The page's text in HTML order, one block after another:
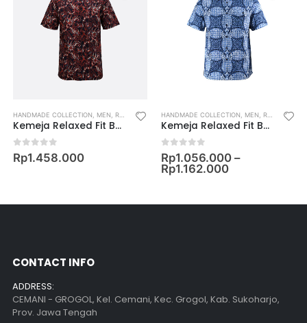
,SLIM FIT SHIRT
HANDMADE COLLECTION MEN RELAXED FIT SHIRT
Kemeja Relaxed Fit Batik Lengan Pendek Motif Burung Manyar
0out of 5
Rp1.458.000
HANDMADE COLLECTION MEN RELAXED FIT SHIRT
Kemeja Relaxed Fit Batik Lengan Pendek Motif Byur
0out of 5
Rp1.056.000 –
Rp1.162.000
CONTACT INFO
ADDRESS:
CEMANI - GROGOL, Kel. Cemani, Kec. Grogol, Kab. Sukoharjo,
Prov. Jawa Tengah